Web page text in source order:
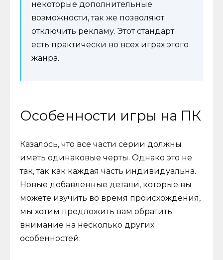
некоторые дополнительные
возможности, так же позволяют
отключить рекламу. Этот стандарт
есть практически во всех играх этого
жанра.
Особенности игры на ПК
Казалось, что все части серии должны
иметь одинаковые черты. Однако это не
так, так как каждая часть индивидуальна.
Новые добавленные детали, которые вы
можете изучить во время происхождения,
мы хотим предложить вам обратить
внимание на несколько других
особенностей: